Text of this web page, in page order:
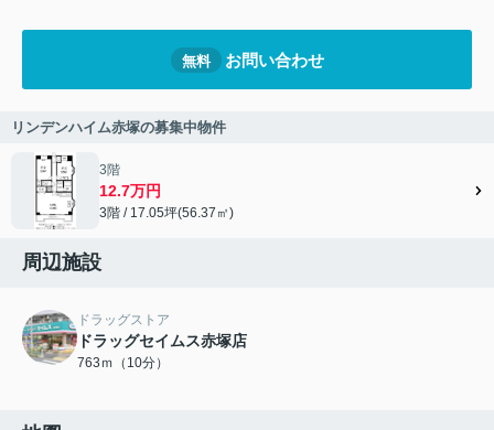
無料 お問い合わせ
リンデンハイム赤塚の募集中物件
3階
12.7万円
3階 / 17.05坪(56.37㎡)
周辺施設
ドラッグストア
ドラッグセイムス赤塚店
763ｍ（10分）